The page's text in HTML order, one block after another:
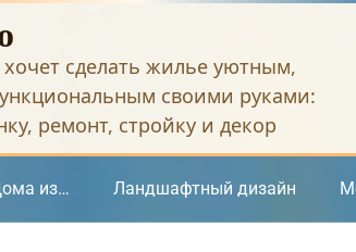
хочет сделать жилье уютным,
своими руками:
ремонт, стройку и декор
из… Ландшафтный дизайн